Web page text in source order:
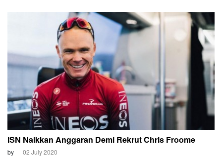
membuat eks pembalap Movistar ini mengalami cedera serius.
ISN Naikkan Anggaran Demi Rekrut Chris Froome
by 02 July 2020